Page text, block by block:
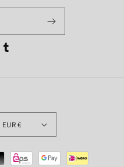
Tumblr
Deutschland | EUR €